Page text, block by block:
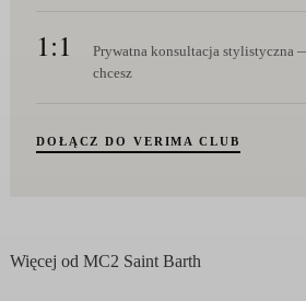
1:1
Prywatna konsultacja stylistyczna
chcesz
DOŁĄCZ DO VERIMA CLUB
Więcej od MC2 Saint Barth